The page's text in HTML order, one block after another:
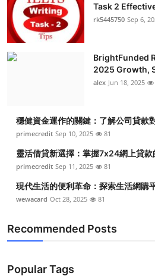
Task 2
rk5445750 Sep 6,
BrightFunded
2025 Growth,
alex Jun 18, 2025
穩健資金運作的關鍵：了解公司貸款
primecredit Sep 10, 2025 81
靈活借貸新選擇：掌握7x24網上貸
primecredit Sep 11, 2025 81
現代生活的便利革命：探索生活網購
wewacard Oct 28, 2025 81
Recommended Posts
Popular Tags